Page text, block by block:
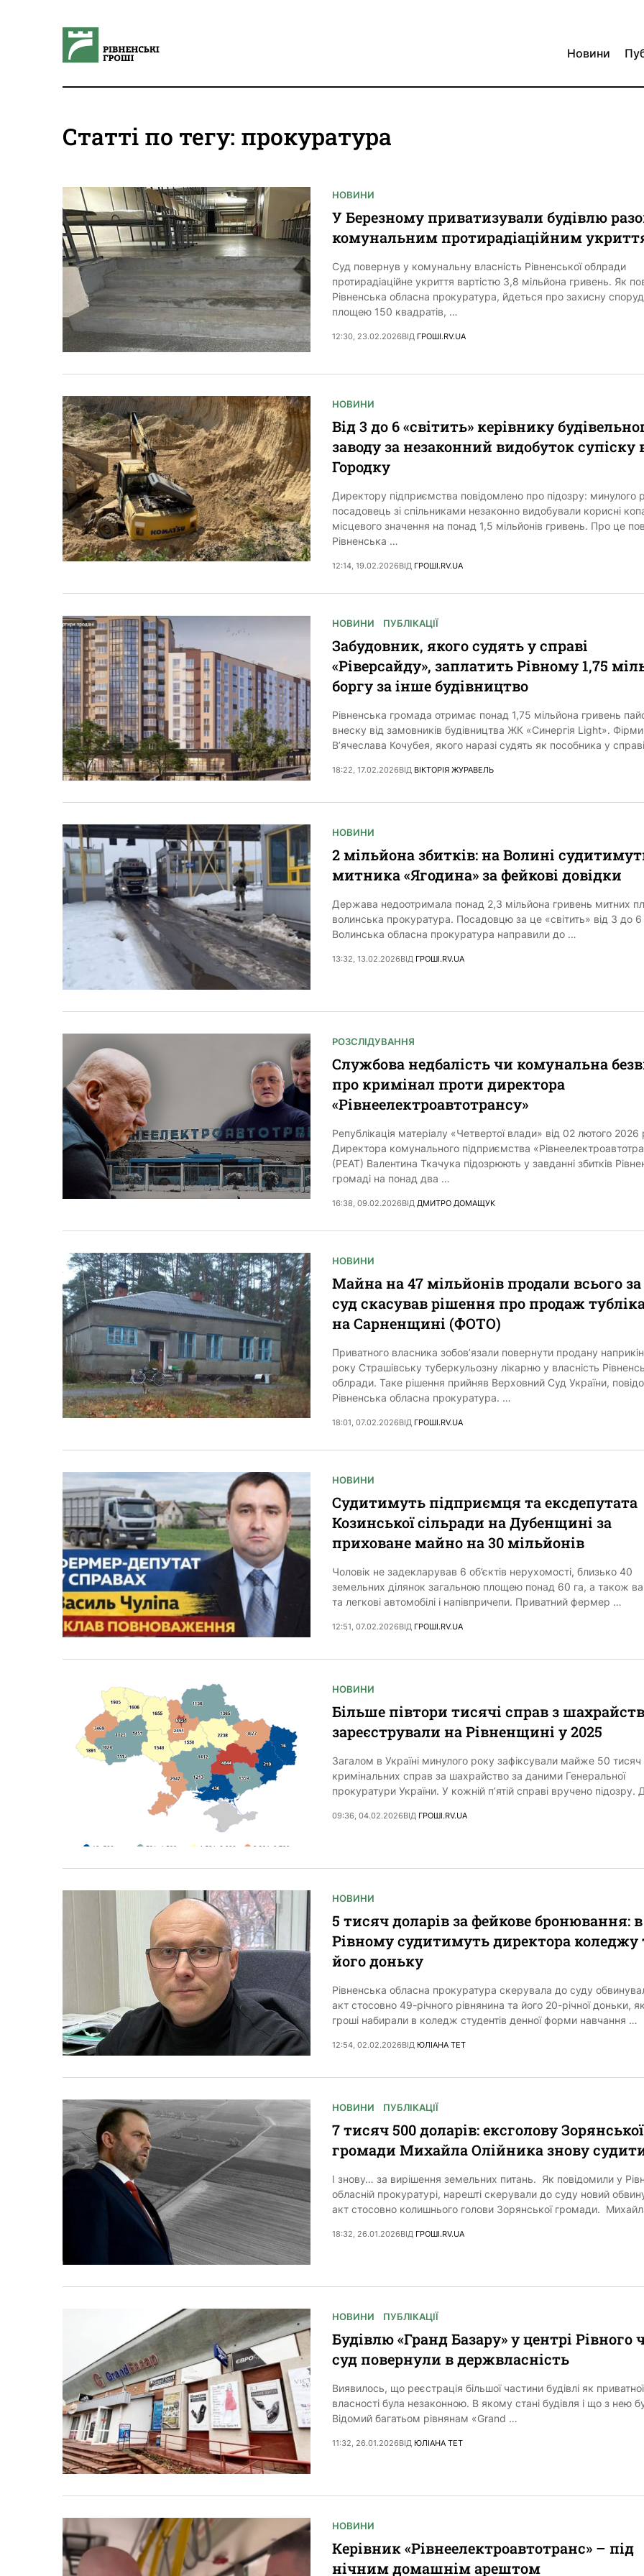
Новини
Статті по тегу: прокуратура
НОВИНИ
У Березному приватизували будівлю
комунальним протирадіаційним
Суд повернув у комунальну власність Рівненської облради
протирадіаційне укриття вартістю 3,8 мільйона гривень. Як
Рівненська обласна прокуратура, йдеться про захисну
площею 150 квадратів, …
12:30, 23.02.2026ВІД ГРОШІ.RV.UA
НОВИНИ
Від 3 до 6 «світить» керівнику
заводу за незаконний видобуток супіску
Городку
Директору підприємства повідомлено про підозру: минулого
посадовець зі спільниками незаконно видобували корисні
місцевого значення на понад 1,5 мільйонів гривень. Про це
Рівненська …
12:14, 19.02.2026ВІД ГРОШІ.RV.UA
НОВИНИ ПУБЛІКАЦІЇ
Забудовник, якого судять у справі
«Ріверсайду», заплатить Рівному 1,75
боргу за інше будівництво
Рівненська громада отримає понад 1,75 мільйона гривень
внеску від замовників будівництва ЖК «Синергія Light». Фірми
В’ячеслава Кочубея, якого наразі судять як пособника у
18:22, 17.02.2026ВІД ВІКТОРІЯ ЖУРАВЕЛЬ
НОВИНИ
2 мільйона збитків: на Волині
митника «Ягодина» за фейкові довідки
Держава недоотримала понад 2,3 мільйона гривень митних
волинська прокуратура. Посадовцю за це «світить» від 3 до 6
Волинська обласна прокуратура направили до …
13:32, 13.02.2026ВІД ГРОШІ.RV.UA
РОЗСЛІДУВАННЯ
Службова недбалість чи комунальна
про кримінал проти директора
«Рівнеелектроавтотрансу»
Републікація матеріалу «Четвертої влади» від 02 лютого 2026
Директора комунального підприємства
(РЕАТ) Валентина Ткачука підозрюють у завданні збитків
громаді на понад два …
16:38, 09.02.2026ВІД ДМИТРО ДОМАЩУК
НОВИНИ
Майна на 47 мільйонів продали всього за
суд скасував рішення про продаж
на Сарненщині (ФОТО)
Приватного власника зобов’язали повернути продану
року Страшівську туберкульозну лікарню у власність
облради. Таке рішення прийняв Верховний Суд України,
Рівненська обласна прокуратура. …
18:01, 07.02.2026ВІД ГРОШІ.RV.UA
НОВИНИ
Судитимуть підприємця та ексдепутата
Козинської сільради на Дубенщині за
приховане майно на 30 мільйонів
Чоловік не задекларував 6 об’єктів нерухомості, близько 40
земельних ділянок загальною площею понад 60 га, а також
та легкові автомобілі і напівпричепи. Приватний фермер …
12:51, 07.02.2026ВІД ГРОШІ.RV.UA
НОВИНИ
Більше півтори тисячі справ з
зареєстрували на Рівненщині у 2025
Загалом в Україні минулого року зафіксували майже 50 тисяч
кримінальних справ за шахрайство за даними Генеральної
прокуратури України. У кожній п’ятій справі вручено підозру.
09:36, 04.02.2026ВІД ГРОШІ.RV.UA
НОВИНИ
5 тисяч доларів за фейкове бронювання: в
Рівному судитимуть директора коледжу
його доньку
Рівненська обласна прокуратура скерувала до суду
акт стосовно 49-річного рівнянина та його 20-річної доньки,
гроші набирали в коледж студентів денної форми навчання …
12:54, 02.02.2026ВІД ЮЛІАНА ТЕТ
НОВИНИ ПУБЛІКАЦІЇ
7 тисяч 500 доларів: ексголову Зорянської
громади Михайла Олійника знову
І знову… за вирішення земельних питань. Як повідомили у
обласній прокуратурі, нарешті скерували до суду новий
акт стосовно колишнього голови Зорянської громади.
18:32, 26.01.2026ВІД ГРОШІ.RV.UA
НОВИНИ ПУБЛІКАЦІЇ
Будівлю «Гранд Базару» у центрі Рівного
суд повернули в держвласність
Виявилось, що реєстрація більшої частини будівлі як приватної
власності була незаконною. В якому стані будівля і що з нею
Відомий багатьом рівнянам «Grand …
11:32, 26.01.2026ВІД ЮЛІАНА ТЕТ
НОВИНИ
Керівник «Рівнеелектроавтотранс» – під
нічним домашнім арештом